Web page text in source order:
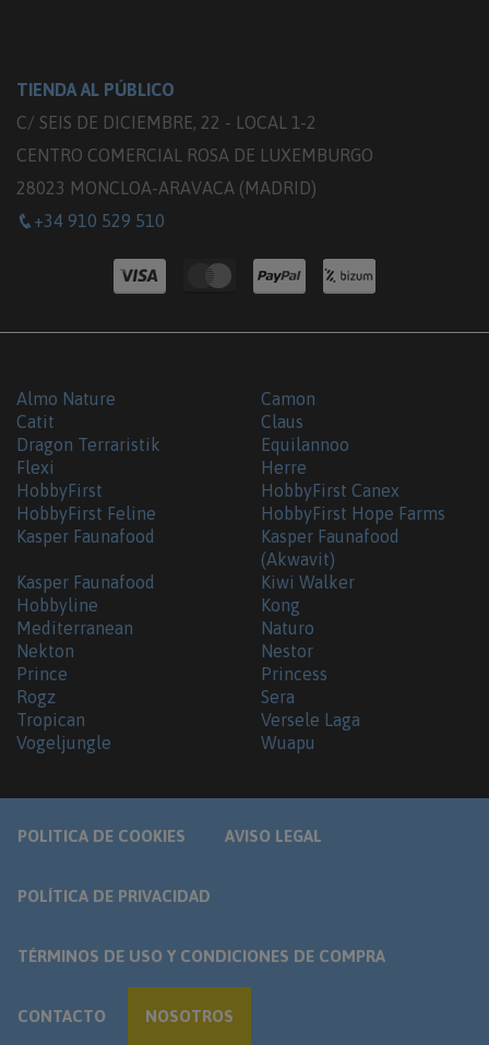
TIENDA AL PÚBLICO
C/ SEIS DE DICIEMBRE, 22 - LOCAL 1-2
CENTRO COMERCIAL ROSA DE LUXEMBURGO
28023 MONCLOA-ARAVACA (MADRID)
+34 910 529 510
Almo Nature
Camon
Catit
Claus
Dragon Terraristik
Equilannoo
Flexi
Herre
HobbyFirst
HobbyFirst Canex
HobbyFirst Feline
HobbyFirst Hope Farms
Kasper Faunafood
Kasper Faunafood
(Akwavit)
Kasper Faunafood
Hobbyline
Kiwi Walker
Kong
Mediterranean
Naturo
Nekton
Nestor
Prince
Princess
Rogz
Sera
Tropican
Versele Laga
Vogeljungle
Wuapu
POLITICA DE COOKIES AVISO LEGAL
POLÍTICA DE PRIVACIDAD
TÉRMINOS DE USO Y CONDICIONES DE COMPRA
CONTACTO NOSOTROS